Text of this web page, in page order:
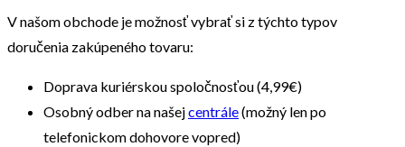
V našom obchode je možnosť vybrať si z týchto typov
doručenia zakúpeného tovaru:
Doprava kuriérskou spoločnosťou (4,99€)
Osobný odber na našejcentrále(možný len po
telefonickom dohovore vopred)